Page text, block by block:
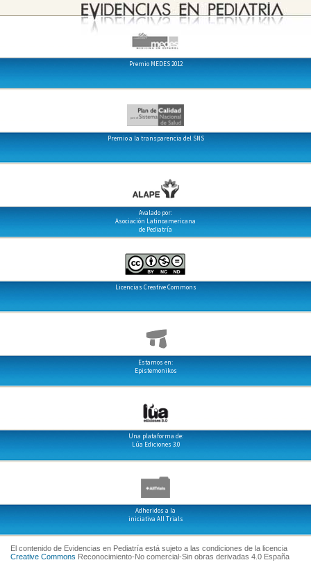
Premio MEDES 2012
Premio a la transparencia del SNS
Avalado por:
Asociación Latinoamericana
de Pediatría
Licencias Creative Commons
Estamos en:
Epistemonikos
Una plataforma de:
Lúa Ediciones 3.0
Adheridos a la
iniciativa All Trials
El contenido de Evidencias en Pediatría está sujeto a las condiciones de la licencia
Creative Commons Reconocimiento-No comercial-Sin obras derivadas 4.0 España